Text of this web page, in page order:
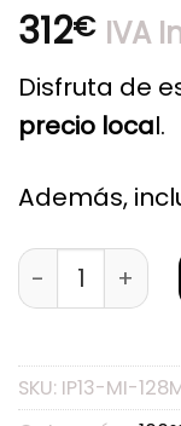
312€ IVA
Disfruta de
precio local.
Además,
iPhone 13
SKU: IP13-MI-